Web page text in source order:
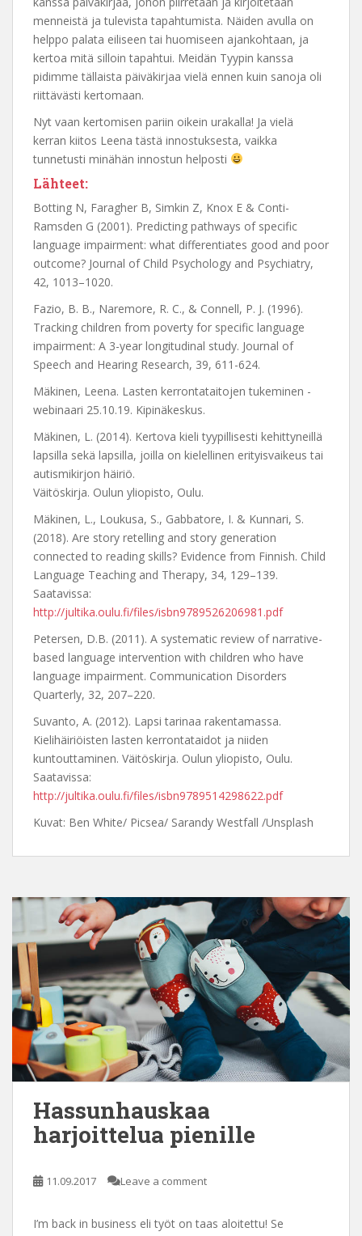
menneistä ja tulevista tapahtumista. Näiden avulla on
helppo palata eiliseen tai huomiseen ajankohtaan, ja
kertoa mitä silloin tapahtui. Meidän Tyypin kanssa
pidimme tällaista päiväkirjaa vielä ennen kuin sanoja oli
riittävästi kertomaan.
Nyt vaan kertomisen pariin oikein urakalla! Ja vielä
kerran kiitos Leena tästä innostuksesta, vaikka
tunnetusti minähän innostun helposti
Lähteet:
Botting N, Faragher B, Simkin Z, Knox E & Conti-
Ramsden G (2001). Predicting pathways of specific
language impairment: what differentiates good and poor
outcome? Journal of Child Psychology and Psychiatry,
42, 1013–1020.
Fazio, B. B., Naremore, R. C., & Connell, P. J. (1996).
Tracking children from poverty for specific language
impairment: A 3-year longitudinal study. Journal of
Speech and Hearing Research, 39, 611-624.
Mäkinen, Leena. Lasten kerrontataitojen tukeminen -
webinaari 25.10.19. Kipinäkeskus.
Mäkinen, L. (2014). Kertova kieli tyypillisesti kehittyneillä
lapsilla sekä lapsilla, joilla on kielellinen erityisvaikeus tai
autismikirjon häiriö.
Väitöskirja. Oulun yliopisto, Oulu.
Mäkinen, L., Loukusa, S., Gabbatore, I. & Kunnari, S.
(2018). Are story retelling and story generation
connected to reading skills? Evidence from Finnish. Child
Language Teaching and Therapy, 34, 129–139.
Saatavissa:
http://jultika.oulu.fi/files/isbn9789526206981.pdf
Petersen, D.B. (2011). A systematic review of narrative-
based language intervention with children who have
language impairment. Communication Disorders
Quarterly, 32, 207–220.
Suvanto, A. (2012). Lapsi tarinaa rakentamassa.
Kielihäiriöisten lasten kerrontataidot ja niiden
kuntouttaminen. Väitöskirja. Oulun yliopisto, Oulu.
Saatavissa:
http://jultika.oulu.fi/files/isbn9789514298622.pdf
Kuvat: Ben White/ Picsea/ Sarandy Westfall /Unsplash
Hassunhauskaa
harjoittelua pienille
11.09.2017 Leave a comment
I’m back in business eli työt on taas aloitettu! Se